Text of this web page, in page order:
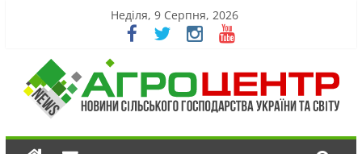
Неділя, 9 Серпня, 2026